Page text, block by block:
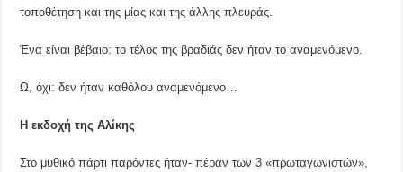
τοποθέτηση και της μίας και της άλλης πλευράς.
Ένα είναι βέβαιο: το τέλος της βραδιάς δεν ήταν το αναμενόμενο.
Ω, όχι: δεν ήταν καθόλου αναμενόμενο…
Η εκδοχή της Αλίκης
Στο μυθικό πάρτι παρόντες ήταν- πέραν των 3 «πρωταγωνιστών»,